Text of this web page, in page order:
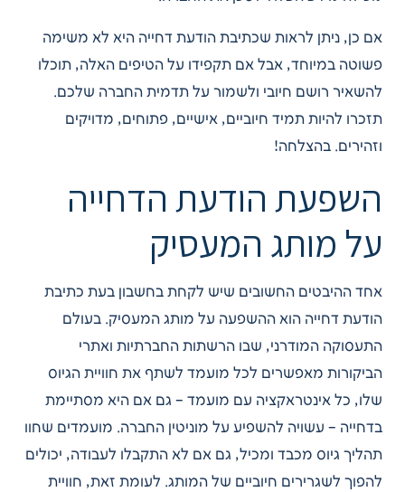
אם כן, ניתן לראות שכתיבת הודעת דחייה היא לא משימה
פשוטה במיוחד, אבל אם תקפידו על הטיפים האלה, תוכלו
להשאיר רושם חיובי ולשמור על תדמית החברה שלכם.
תזכרו להיות תמיד חיוביים, אישיים, פתוחים, מדויקים
וזהירים. בהצלחה!
השפעת הודעת הדחייה
על מותג המעסיק
אחד ההיבטים החשובים שיש לקחת בחשבון בעת כתיבת
הודעת דחייה הוא ההשפעה על מותג המעסיק. בעולם
התעסוקה המודרני, שבו הרשתות החברתיות ואתרי
הביקורות מאפשרים לכל מועמד לשתף את חוויית הגיוס
שלו, כל אינטראקציה עם מועמד – גם אם היא מסתיימת
בדחייה – עשויה להשפיע על מוניטין החברה. מועמדים שחוו
תהליך גיוס מכבד ומכיל, גם אם לא התקבלו לעבודה, יכולים
להפוך לשגרירים חיוביים של המותג. לעומת זאת, חוויית